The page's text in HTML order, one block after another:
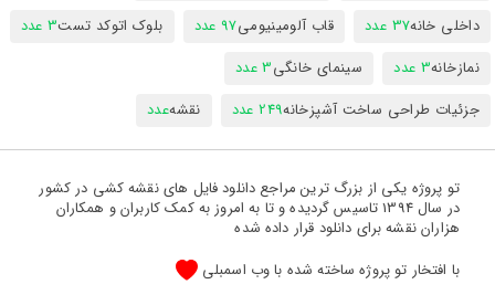
داخلی خانه37 عدد قاب آلومینیومی97 عدد بلوک اتوکد تست3 عدد
نمازخانه3 عدد سینمای خانگی3 عدد
جزئیات طراحی ساخت آشپزخانه249 عدد نقشهعدد
تو پروژه یکی از بزرگ ترین مراجع دانلود فایل های نقشه کشی در کشور
در سال 1394 تاسیس گردیده و تا به امروز به کمک کاربران و همکاران
هزاران نقشه برای دانلود قرار داده شده
با افتخار تو پروژه ساخته شده با وب اسمبلی